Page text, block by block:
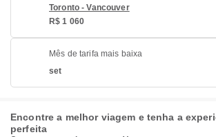
Toronto - Vancouver
R$ 1 060
Mês de tarifa mais baixa
set
Encontre a melhor viagem e tenha a
perfeita